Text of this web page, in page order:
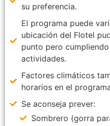
su preferencia.
El programa puede
ubicación del Flotel
punto pero
actividades.
Factores climáticos
horarios en el
Se aconseja prever:
Sombrero (gorra